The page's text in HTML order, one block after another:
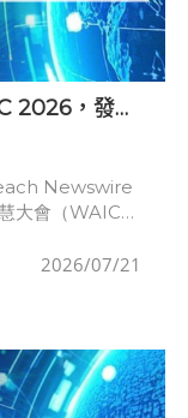
2026，發布
並啟動全球
大會（WAIC
2026/07/21